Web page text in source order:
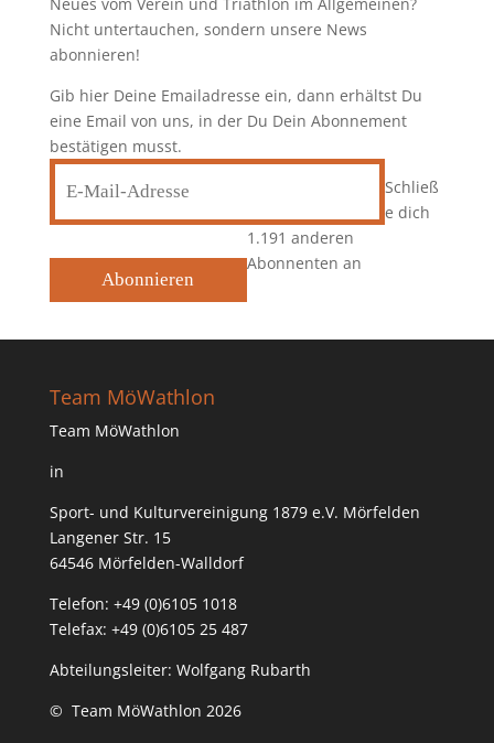
Nicht untertauchen, sondern unsere News
abonnieren!
Gib hier Deine Emailadresse ein, dann erhältst Du
eine Email von uns, in der Du Dein Abonnement
bestätigen musst.
E-
Mail-
Adresse
Abonnieren
Schließ
e dich
1.191 anderen
Abonnenten an
Team MöWathlon
Team MöWathlon
in
Sport- und Kulturvereinigung 1879 e.V. Mörfelden
Langener Str. 15
64546 Mörfelden-Walldorf
Telefon: +49 (0)6105 1018
Telefax: +49 (0)6105 25 487
Abteilungsleiter: Wolfgang Rubarth
© Team MöWathlon 2026